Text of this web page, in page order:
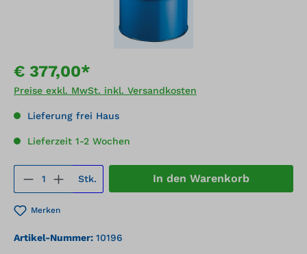
€ 377,00*
Preise exkl. MwSt. inkl. Versandkosten
Lieferung frei Haus
Lieferzeit 1-2 Wochen
Produkt Anzahl: Gib den
Stk. In den Warenkorb
Merken
Artikel-Nummer: 10196